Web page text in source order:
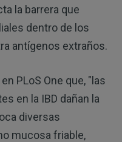
la barrera que
dentro de los
antígenos extraños.
PLoS One que, "las
en la IBD dañan la
diversas
mucosa friable,